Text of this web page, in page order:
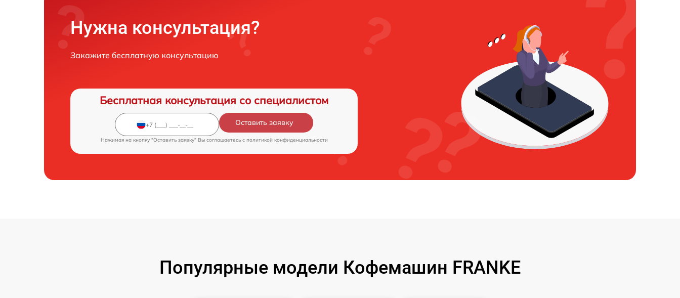
Нужна консультация?
Закажите бесплатную консультацию
Бесплатная консультация со специалистом
Оставить заявку
Нажимая на кнопку "Оставить заявку" Вы соглашаетесь c политикой конфиденциальности
Популярные модели Кофемашин FRANKE